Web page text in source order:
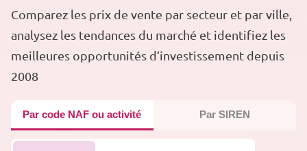
Comparez les prix de vente par secteur et par ville,
analysez les tendances du marché et identifiez les
meilleures opportunités d’investissement depuis
2008
Par code NAF ou activité Par SIREN